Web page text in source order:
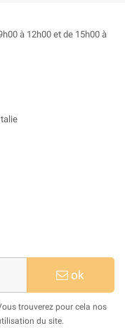
à 12h00 et de 15h00 à
ok
trouverez pour cela nos
du site.